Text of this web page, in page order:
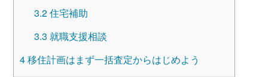
3.2住宅補助
3.3 就職支援相談
4移住計画はまず一括査定からはじめよう